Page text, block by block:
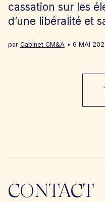
cassation sur les
d’une libéralité et
par Cabinet CM&A 6 MAI
CONTACT